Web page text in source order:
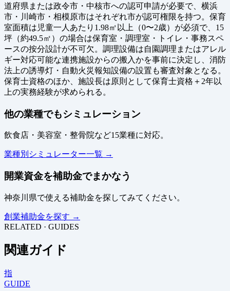
道府県または政令市・中核市への認可申請が必要で、横浜
市・川崎市・相模原市はそれぞれ市が認可権限を持つ。保育
室面積は児童一人あたり1.98㎡以上（0〜2歳）が必須で、15
坪（約49.5㎡）の場合は保育室・調理室・トイレ・事務スペ
ースの按分設計が不可欠。調理設備は自園調理またはアレル
ギー対応可能な連携施設からの搬入かを事前に決定し、消防
法上の誘導灯・自動火災報知設備の設置も審査対象となる。
保育士資格のほか、施設長は原則として保育士資格＋2年以
上の実務経験が求められる。
他の業種でもシミュレーション
飲食店・美容室・整骨院など15業種に対応。
業種別シミュレーター一覧 →
開業資金を補助金でまかなう
神奈川県で使える補助金を探してみてください。
創業補助金を探す →
RELATED · GUIDES
関連ガイド
指
GUIDE